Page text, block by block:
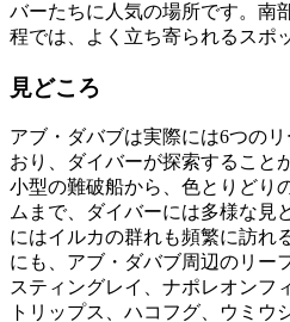
バーたちに人気の場所です。南
程では、よく立ち寄られるスポ
見どころ
アブ・ダバブは実際には6つの
おり、ダイバーが探索すること
小型の難破船から、色とりどり
ムまで、ダイバーには多様な見
にはイルカの群れも頻繁に訪れ
にも、アブ・ダバブ周辺のリー
スティングレイ、ナポレオンフ
トリップス、ハコフグ、ウミウ